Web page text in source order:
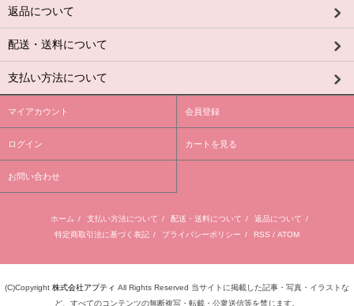
返品について
配送・送料について
支払い方法について
マイアカウント 会員登録
ログイン カートを見る
お問い合わせ
ホーム / 支払い方法について / 配送・送料について / 返品について /
特定商取引法に基づく表記 / プライバシーポリシー / RSS / ATOM
(C)Copyright 株式会社アプティ All Rights Reserved 当サイトに掲載した記事・写真・イラストな
ど、すべてのコンテンツの無断複写・転載・公衆送信等を禁じます。